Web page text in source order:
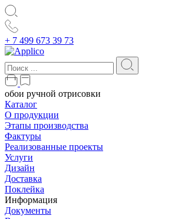
+ 7 499 673 39 73
обои ручной отрисовки
Каталог
О продукции
Этапы производства
Фактуры
Реализованные проекты
Услуги
Дизайн
Доставка
Поклейка
Информация
Документы